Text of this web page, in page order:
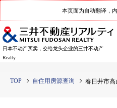
本页面为自动翻译，
日本不动产买卖，交给龙头企业的三井不动产
Realty
TOP 自住用房源查询 春日井市